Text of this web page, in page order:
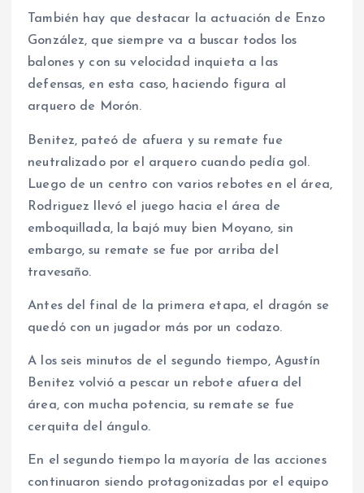
También hay que destacar la actuación de Enzo
González, que siempre va a buscar todos los
balones y con su velocidad inquieta a las
defensas, en esta caso, haciendo figura al
arquero de Morón.
Benitez, pateó de afuera y su remate fue
neutralizado por el arquero cuando pedía gol.
Luego de un centro con varios rebotes en el área,
Rodriguez llevó el juego hacia el área de
emboquillada, la bajó muy bien Moyano, sin
embargo, su remate se fue por arriba del
travesaño.
Antes del final de la primera etapa, el dragón se
quedó con un jugador más por un codazo.
A los seis minutos de el segundo tiempo, Agustín
Benitez volvió a pescar un rebote afuera del
área, con mucha potencia, su remate se fue
cerquita del ángulo.
En el segundo tiempo la mayoría de las acciones
continuaron siendo protagonizadas por el equipo